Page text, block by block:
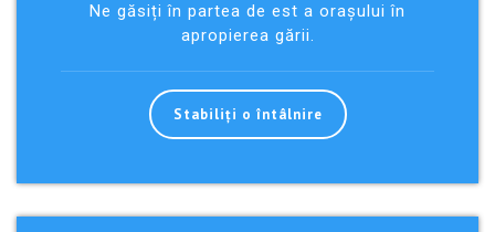
Ne găsiți în partea de est a orașului în
apropierea gării.
Stabiliți o întâlnire